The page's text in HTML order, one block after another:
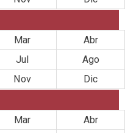
Mar
Abr
Jul
Ago
Nov
Dic
Mar
Abr